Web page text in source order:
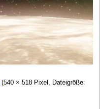
(540 × 518 Pixel, Dateigröße: